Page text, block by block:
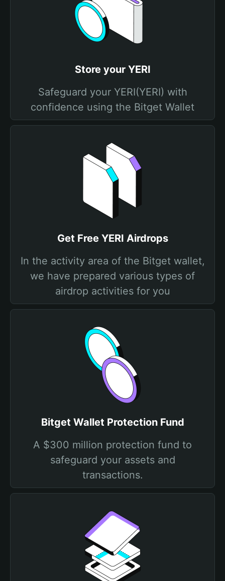
Store your YERI
Safeguard your YERI(YERI) with
confidence using the Bitget Wallet
Get Free YERI Airdrops
In the activity area of the Bitget wallet,
we have prepared various types of
airdrop activities for you
Bitget Wallet Protection Fund
A $300 million protection fund to
safeguard your assets and
transactions.